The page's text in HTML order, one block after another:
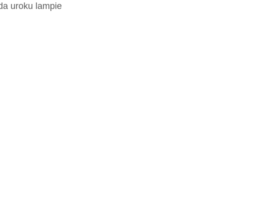
uroku lampie